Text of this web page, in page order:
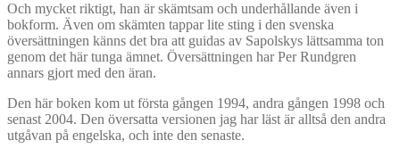
Och mycket riktigt, han är skämtsam och underhållande även i
bokform. Även om skämten tappar lite sting i den svenska
översättningen känns det bra att guidas av Sapolskys lättsamma ton
genom det här tunga ämnet. Översättningen har Per Rundgren
annars gjort med den äran.
Den här boken kom ut första gången 1994, andra gången 1998 och
senast 2004. Den översatta versionen jag har läst är alltså den andra
utgåvan på engelska, och inte den senaste.